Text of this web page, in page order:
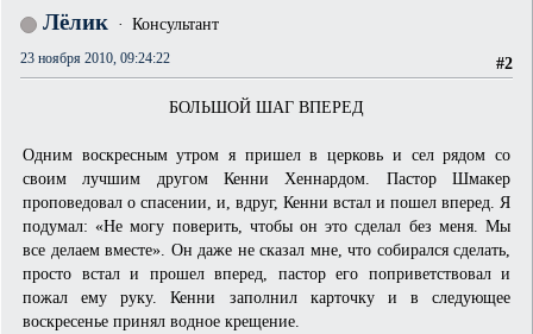
Лёлик Консультант
#2
23 ноября 2010, 09:24:22
БОЛЬШОЙ ШАГ ВПЕРЕД
Одним воскресным утром я пришел в церковь и сел рядом со
своим лучшим другом Кенни Хеннардом. Пастор Шмакер
проповедовал о спасении, и, вдруг, Кенни встал и пошел вперед. Я
подумал: «Не могу поверить, чтобы он это сделал без меня. Мы
все делаем вместе». Он даже не сказал мне, что собирался сделать,
просто встал и прошел вперед, пастор его поприветствовал и
пожал ему руку. Кенни заполнил карточку и в следующее
воскресенье принял водное крещение.